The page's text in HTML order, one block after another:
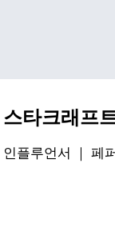
스타크래프
인플루언서 ｜ 페